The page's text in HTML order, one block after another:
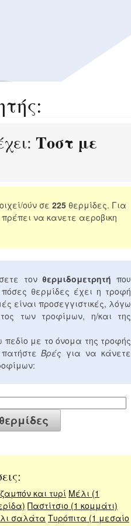
Τοστ με
ούν σε 225 θερμίδες. Για
να κανετε αεροβικη
τονθερμιδομετρητή που
θερμίδες έχει η τροφή
είναι προσεγγιστικές, λόγω
των τροφίμων, η/και της
με το όνομα της τροφής
πατήστεΒρές για να κάνετε
και τυρί Μέλι (1
Παστίτσιο (1 κομμάτι)
σαλάτα Τυρόπιτα (1 μεσαίο